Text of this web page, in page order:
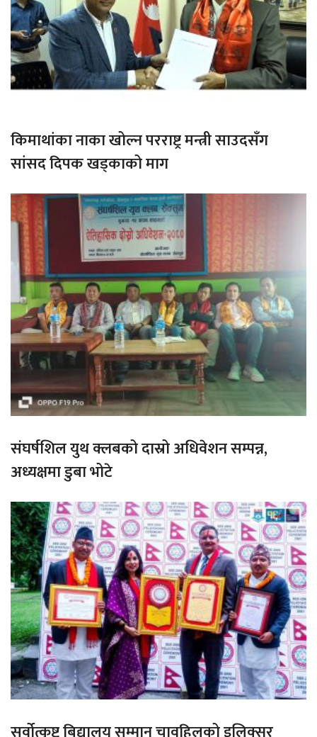
किमाथांका नाका खोल्न परराष्ट्र मन्त्री साउदसँग
सांसद दिपक खड्काको माग
संघर्षशिल युथ क्लबको दास्रो अधिवेशन सम्पन्न,
अध्यक्षमा डुबा भोटे